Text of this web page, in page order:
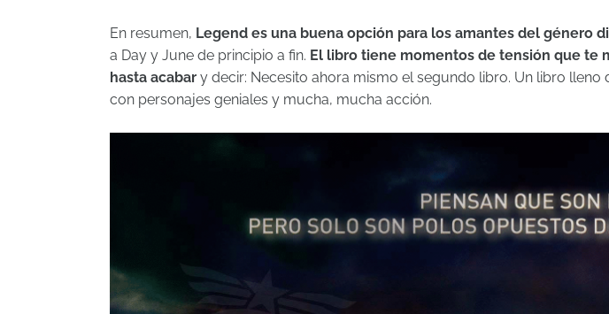
En resumen, Legend es una buena opción para los amantes del género
a Day y June de principio a fin. El libro tiene momentos de tensión que te
hasta acabar y decir: Necesito ahora mismo el segundo libro. Un libro lleno
con personajes geniales y mucha, mucha acción.